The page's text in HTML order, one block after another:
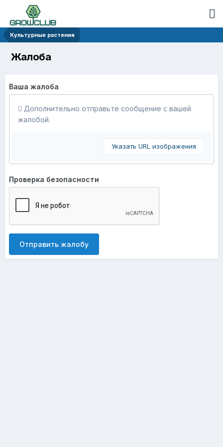
Культурные растения
Жалоба
Ваша жалоба
Дополнительно отправьте сообщение с вашей
жалобой.
Указать URL изображения
Проверка безопасности
Отправить жалобу